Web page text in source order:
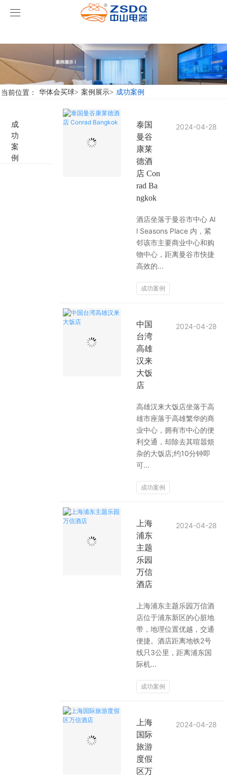
华体会买球
产品中心
智能开关
名典系列智能开关
雅典系列智能开关
凯越系列智能开关
华体会买球-华体会买球(中国) 智能开关
客房门显系列
标准86门显
华体会买球
华体会买球
当前位置： 华体会买球> 案例展示> 成功案例
成
功
案
例
泰国
曼谷
康莱
德酒
店 Con
rad Ba
ngkok
2024-04-28
酒店坐落于曼谷市中心 Al
l Seasons Place 内，紧
邻该市主要商业中心和购
物中心，距离曼谷市快捷
高效的...
成功案例
中国
台湾
高雄
汉来
大饭
店
2024-04-28
高雄汉来大饭店坐落于高
雄市座落于高雄繁华的商
业中心，拥有市中心的便
利交通，却除去其喧嚣烦
杂的大饭店;约10分钟即
可...
成功案例
上海
浦东
主题
乐园
万信
酒店
2024-04-28
上海浦东主题乐园万信酒
店位于浦东新区的心脏地
带，地理位置优越，交通
便捷。酒店距离地铁2号
线只3公里，距离浦东国
际机...
成功案例
上海
国际
旅游
度假
区万
2024-04-28